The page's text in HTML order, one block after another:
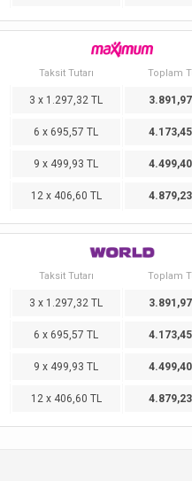
Taksit Tutarı Toplam
3 x 1.297,32 TL
6 x 695,57 TL
9 x 499,93 TL
12 x 406,60 TL
Taksit Tutarı Toplam
3 x 1.297,32 TL
6 x 695,57 TL
9 x 499,93 TL
12 x 406,60 TL